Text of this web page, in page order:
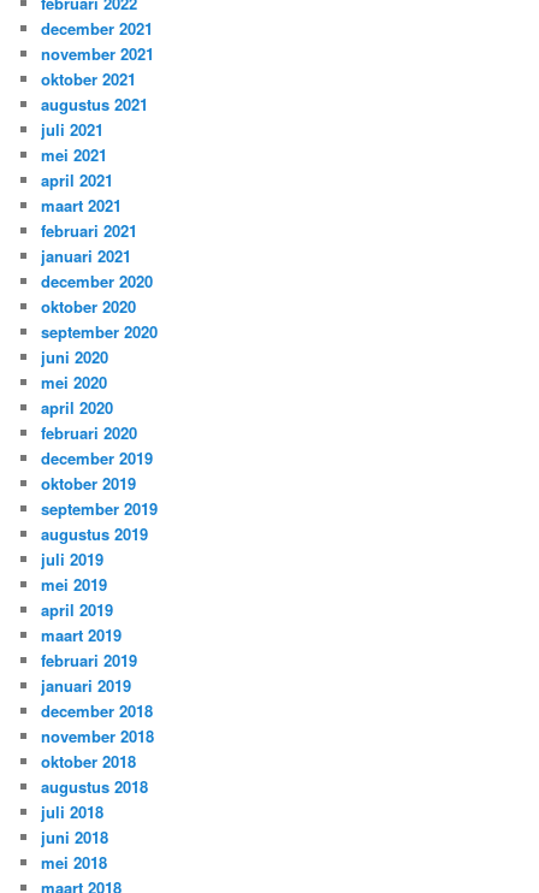
december 2021
november 2021
oktober 2021
augustus 2021
juli 2021
mei 2021
april 2021
maart 2021
februari 2021
januari 2021
december 2020
oktober 2020
september 2020
juni 2020
mei 2020
april 2020
februari 2020
december 2019
oktober 2019
september 2019
augustus 2019
juli 2019
mei 2019
april 2019
maart 2019
februari 2019
januari 2019
december 2018
november 2018
oktober 2018
augustus 2018
juli 2018
juni 2018
mei 2018
maart 2018